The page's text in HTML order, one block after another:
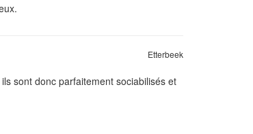
Etterbeek
sont donc parfaitement sociabilisés et